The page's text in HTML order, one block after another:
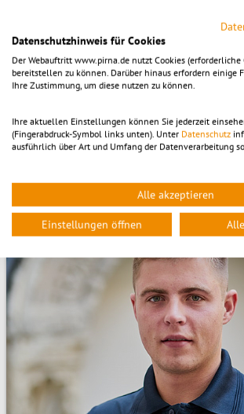
Datenschutzhinweis für Cookies
Der Webauftritt www.pirna.de nutzt Cookies (erforderliche
bereitstellen zu können. Darüber hinaus erfordern einige
Ihre Zustimmung, um diese nutzen zu können.
Ihre aktuellen Einstellungen können Sie jederzeit
(Fingerabdruck-Symbol links unten). Unter Datenschutz
ausführlich über Art und Umfang der Datenverarbeitung
Alle akzeptieren
Einstellungen öffnen